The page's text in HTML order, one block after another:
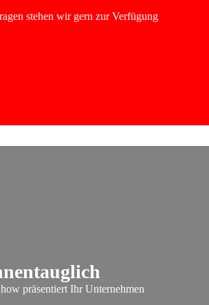
stehen wir gern zur Verfügung
präsentiert Ihr Unternehmen